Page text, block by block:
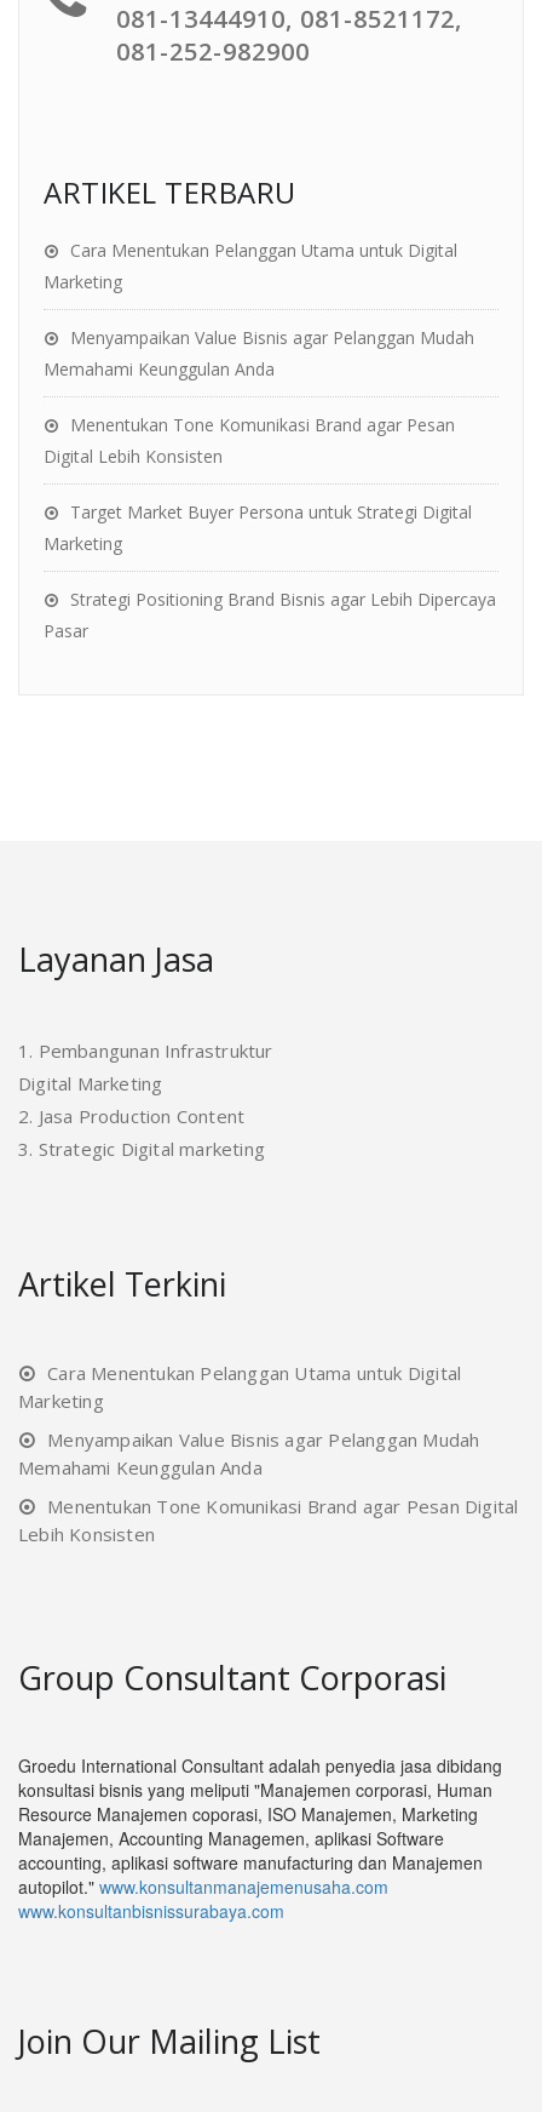
081-13444910, 081-8521172,
081-252-982900
ARTIKEL TERBARU
Cara Menentukan Pelanggan Utama untuk Digital
Marketing
Menyampaikan Value Bisnis agar Pelanggan Mudah
Memahami Keunggulan Anda
Menentukan Tone Komunikasi Brand agar Pesan
Digital Lebih Konsisten
Target Market Buyer Persona untuk Strategi Digital
Marketing
Strategi Positioning Brand Bisnis agar Lebih Dipercaya
Pasar
Layanan Jasa
1. Pembangunan Infrastruktur
Digital Marketing
2. Jasa Production Content
3. Strategic Digital marketing
Artikel Terkini
Cara Menentukan Pelanggan Utama untuk Digital
Marketing
Menyampaikan Value Bisnis agar Pelanggan Mudah
Memahami Keunggulan Anda
Menentukan Tone Komunikasi Brand agar Pesan Digital
Lebih Konsisten
Group Consultant Corporasi
Groedu International Consultant adalah penyedia jasa dibidang
konsultasi bisnis yang meliputi "Manajemen corporasi, Human
Resource Manajemen coporasi, ISO Manajemen, Marketing
Manajemen, Accounting Managemen, aplikasi Software
accounting, aplikasi software manufacturing dan Manajemen
autopilot." www.konsultanmanajemenusaha.com
www.konsultanbisnissurabaya.com
Join Our Mailing List